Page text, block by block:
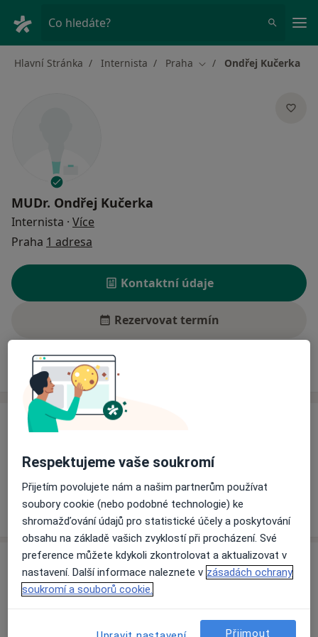
Co hledáte?
Hlavní Stránka Internista Praha Změna města
Ondřej Kučerka
MUDr. Ondřej Kučerka
Internista · Více
Praha 1 adresa
Kontaktní údaje
Rezervovat termín
Ceník Adresy
Ceník
Informace o službách a cenách nejsou k dispozici
Tento specialista ještě nepřidával žádné informace o
svých službách.
Adresa
Ústřední vojenská nemocnice - Vojenská
U Vojenské nemocnice 1200, 169 02
Respektujeme vaše soukromí
Přijetím povolujete nám a našim partnerům používat
soubory cookie (nebo podobné technologie) ke
shromažďování údajů pro statistické účely a poskytování
obsahu na základě vašich zvyklostí při procházení. Své
preference můžete kdykoli zkontrolovat a aktualizovat v
nastavení. Další informace naleznete v zásadách ochrany
soukromí a souborů cookie.
Přijmout